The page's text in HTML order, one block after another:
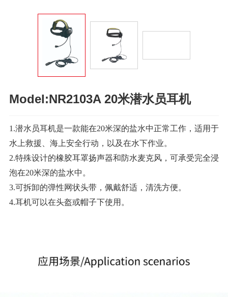
Model:NR2103A 20米潜水员耳机
1.潜水员耳机是一款能在20米深的盐水中正常工作，适用于
水上救援、海上安全行动，以及在水下作业。
2.特殊设计的橡胶耳罩扬声器和防水麦克风，可承受完全浸
泡在20米深的盐水中。
3.可拆卸的弹性网状头带，佩戴舒适，清洗方便。
4.耳机可以在头盔或帽子下使用。